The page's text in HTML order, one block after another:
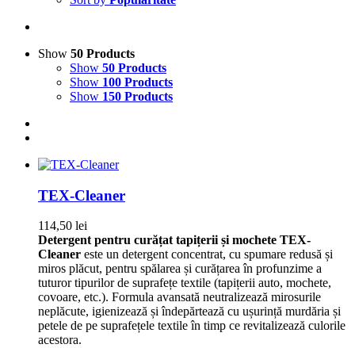
Show 50 Products
Show 50 Products
Show 100 Products
Show 150 Products
TEX-Cleaner
114,50 lei
Detergent pentru curățat tapițerii și mochete TEX-
Cleaner este un detergent concentrat, cu spumare redusă și
miros plăcut, pentru spălarea și curățarea în profunzime a
tuturor tipurilor de suprafețe textile (tapițerii auto, mochete,
covoare, etc.). Formula avansată neutralizează mirosurile
neplăcute, igienizează și îndepărtează cu ușurință murdăria și
petele de pe suprafețele textile în timp ce revitalizează culorile
acestora.